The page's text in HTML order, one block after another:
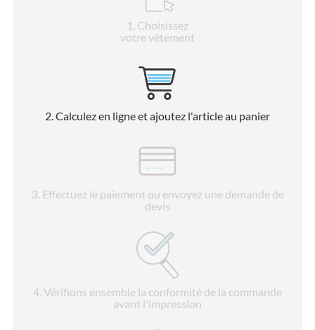
1 . Choisissez
votre vêtement
2. Calculez en ligne et ajoutez l'article au panier
3. Effectuez le paiement ou envoyez une demande de
devis
4. Vérifions ensemble la conformité de la commande
avant l'impression